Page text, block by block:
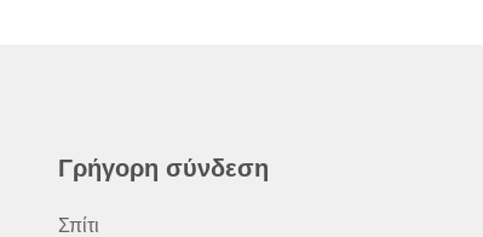
Γρήγορη σύνδεση
Σπίτι